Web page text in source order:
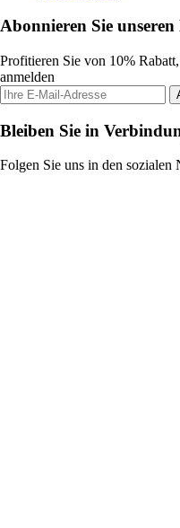
Abonnieren Sie unseren
Profitieren Sie von 10%
anmelden
Bleiben Sie in
Folgen Sie uns in den sozialen